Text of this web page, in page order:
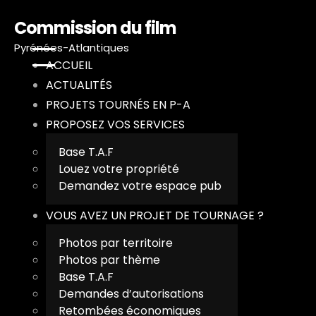
Commission du film
Pyrénées-Atlantiques
ACCUEIL
ACTUALITÉS
PROJETS TOURNÉS EN P-A
PROPOSEZ VOS SERVICES
Base T.A.F
Louez votre propriété
Demandez votre espace pub
VOUS AVEZ UN PROJET DE TOURNAGE ?
Photos par territoire
Photos par thème
Base T.A.F
Demandes d’autorisations
Retombées économiques